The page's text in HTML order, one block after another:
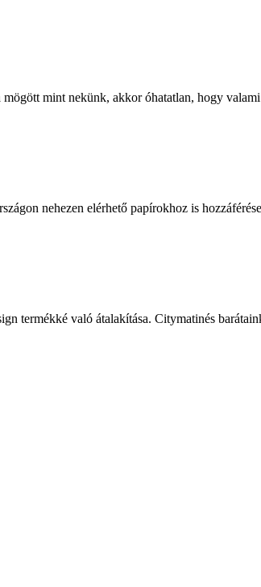
mint nekünk, akkor óhatatlan, hogy
nehezen elérhető papírokhoz is
termékké való átalakítása. Citymatinés